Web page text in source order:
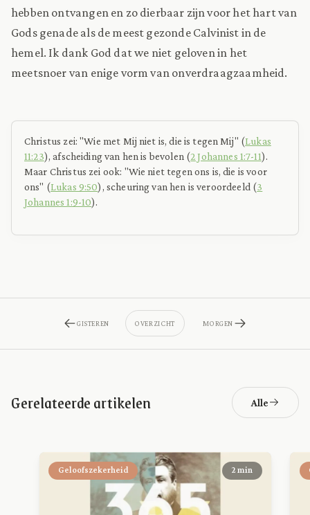
hebben ontvangen en zo dierbaar zijn voor het hart van
Gods genade als de meest gezonde Calvinist in de
hemel. Ik dank God dat we niet geloven in het
meetsnoer van enige vorm van onverdraagzaamheid.
Christus zei: "Wie met Mij niet is, die is tegen Mij" (Lukas
11:23), afscheiding van hen is bevolen (2 Johannes 1:7-11).
Maar Christus zei ook: "Wie niet tegen ons is, die is voor
ons" (Lukas 9:50), scheuring van hen is veroordeeld (3
Johannes 1:9-10).
GISTEREN OVERZICHT MORGEN
Gerelateerde artikelen Alle
Geloofszekerheid 2 min